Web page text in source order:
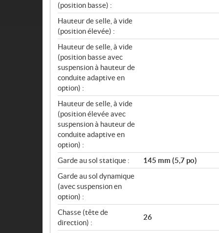
(position basse) :
Hauteur de selle, à vide
(position élevée) :
Hauteur de selle, à vide
(position basse avec
suspension à hauteur de
conduite adaptive en
option) :
Hauteur de selle, à vide
(position élevée avec
suspension à hauteur de
conduite adaptive en
option) :
Garde au sol statique :
145 mm (5,7 po)
Garde au sol dynamique
(avec suspension en
option) :
Chasse (tête de
direction) :
26